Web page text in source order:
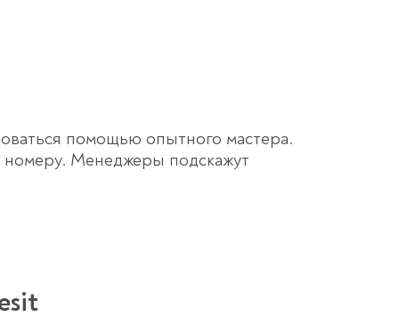
помощью опытного мастера.
номеру. Менеджеры подскажут